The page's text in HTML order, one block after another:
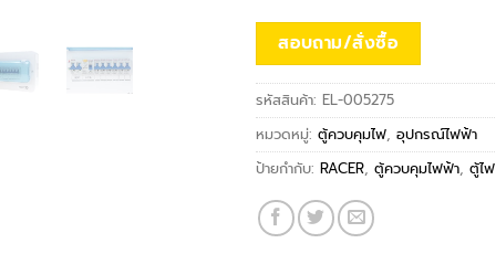
สอบถาม/สั่งซื้อ
รหัสสินค้า:EL-005275
หมวดหมู่:ตู้ควบคุมไฟ,อุปกรณ์ไฟฟ้า
ป้ายกำกับ:RACER,ตู้ควบคุมไฟฟ้า,ตู้ไฟ